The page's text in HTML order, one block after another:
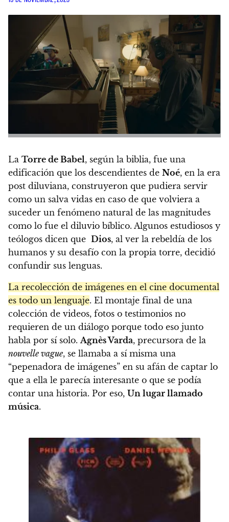
La Torre de Babel, según la biblia, fue una
edificación que los descendientes de Noé, en la era
post diluviana, construyeron que pudiera servir
como un salva vidas en caso de que volviera a
suceder un fenómeno natural de las magnitudes
como lo fue el diluvio bíblico. Algunos estudiosos y
teólogos dicen que Dios, al ver la rebeldía de los
humanos y su desafío con la propia torre, decidió
confundir sus lenguas.
La recolección de imágenes en el cine documental
es todo un lenguaje. El montaje final de una
colección de videos, fotos o testimonios no
requieren de un diálogo porque todo eso junto
habla por sí solo.Agnès Varda, precursora de la
nouvelle vague, se llamaba a sí misma una
“pepenadora de imágenes” en su afán de captar lo
que a ella le parecía interesante o que se podía
contar una historia. Por eso, Un lugar llamado
música.